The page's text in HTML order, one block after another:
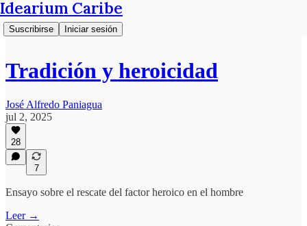
Idearium Caribe
Suscribirse Iniciar sesión
Tradición y heroicidad
José Alfredo Paniagua
jul 2, 2025
28
7
Ensayo sobre el rescate del factor heroico en el hombre
Leer →